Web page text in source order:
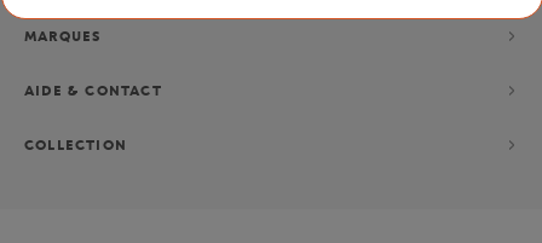
MARQUES
AIDE & CONTACT
COLLECTION